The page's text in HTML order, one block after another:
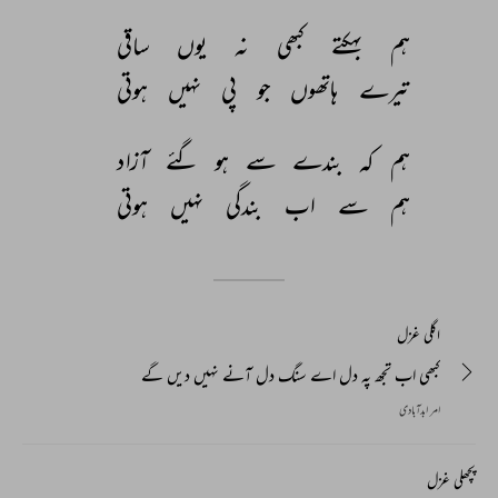
ہم بہکتے کبھی نہ یوں
ساقی
تیرے
ہاتھوں جو پی نہیں ہوتی
ہم کہ بندے سے ہو گئے آزاد
ہم
سے اب بندگی نہیں ہوتی
اگلی غزل
کبھی اب تجھ پہ دل اے سنگ دل آنے نہیں دیں گے
امر ابدآبادی
پچھلی غزل